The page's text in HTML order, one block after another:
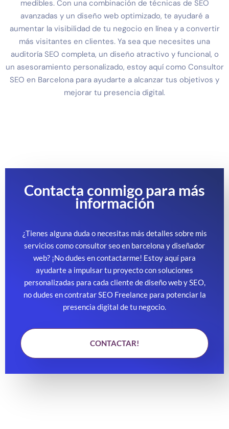
medibles. Con una combinación de técnicas de SEO
avanzadas y un diseño web optimizado, te ayudaré a
aumentar la visibilidad de tu negocio en línea y a convertir
más visitantes en clientes. Ya sea que necesites una
auditoría SEO completa, un diseño atractivo y funcional, o
un asesoramiento personalizado, estoy aquí como Consultor
SEO en Barcelona para ayudarte a alcanzar tus objetivos y
mejorar tu presencia digital.
Contacta conmigo para más
información
¿Tienes alguna duda o necesitas más detalles sobre mis
servicios como consultor seo en barcelona y diseñador
web? ¡No dudes en contactarme! Estoy aquí para
ayudarte a impulsar tu proyecto con soluciones
personalizadas para cada cliente de diseño web y SEO,
no dudes en contratar SEO Freelance para potenciar la
presencia digital de tu negocio.
CONTACTAR!